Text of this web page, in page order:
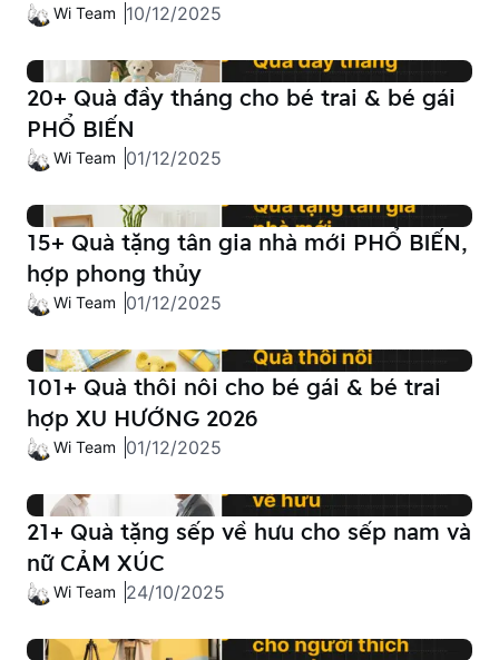
Wi Team 10/12/2025
20+ Quà đầy tháng cho bé trai & bé gái
PHỔ BIẾN
Wi Team 01/12/2025
15+ Quà tặng tân gia nhà mới PHỔ BIẾN,
hợp phong thủy
Wi Team 01/12/2025
101+ Quà thôi nôi cho bé gái & bé trai
hợp XU HƯỚNG 2026
Wi Team 01/12/2025
21+ Quà tặng sếp về hưu cho sếp nam và
nữ CẢM XÚC
Wi Team 24/10/2025